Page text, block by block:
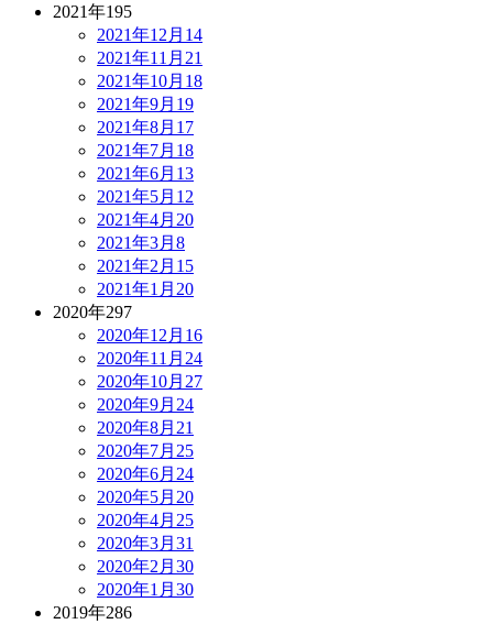
2021年195
2021年12月 14
2021年11月 21
2021年10月 18
2021年9月 19
2021年8月 17
2021年7月 18
2021年6月 13
2021年5月 12
2021年4月 20
2021年3月 8
2021年2月 15
2021年1月 20
2020年297
2020年12月 16
2020年11月 24
2020年10月 27
2020年9月 24
2020年8月 21
2020年7月 25
2020年6月 24
2020年5月 20
2020年4月 25
2020年3月 31
2020年2月 30
2020年1月 30
2019年286